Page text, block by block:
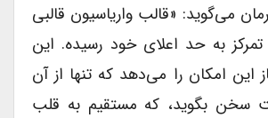
می‌گوید: «قالب واریاسیون قالبی
به حد اعلای خود رسیده. این
این امکان را می‌دهد که تنها از آن
بگوید، که مستقیم به قلب